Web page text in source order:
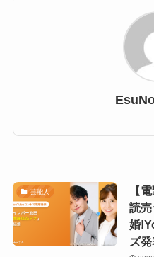
芸能人
【
読
婚
ズ